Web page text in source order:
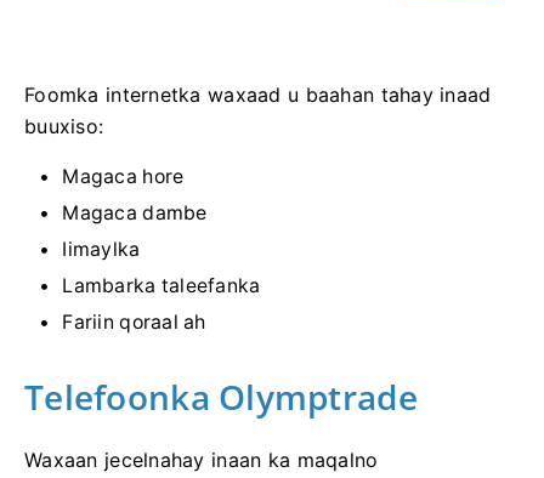
Foomka internetka waxaad u baahan tahay inaad
buuxiso:
Magaca hore
Magaca dambe
Iimaylka
Lambarka taleefanka
Fariin qoraal ah
Telefoonka Olymptrade
Waxaan jecelnahay inaan ka maqalno